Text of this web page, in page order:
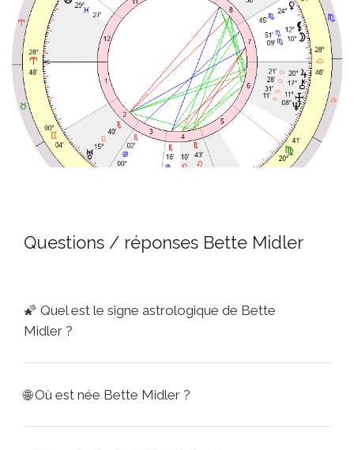
Questions / réponses Bette Midler
🌠 Quel est le signe astrologique de Bette
Midler ?
🌐Où est née Bette Midler ?